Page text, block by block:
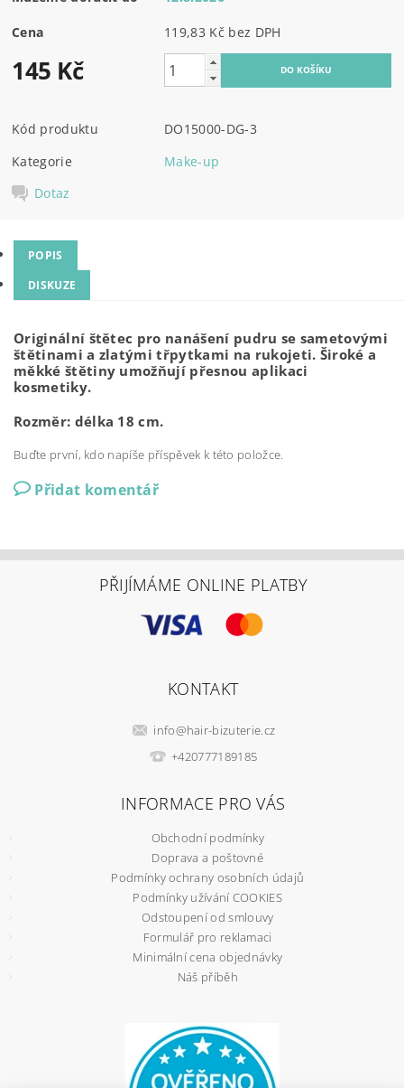
Cena 119,83 Kč bez DPH
145 Kč
Kód produktu
DO15000-DG-3
Kategorie
Make-up
Dotaz
POPIS
DISKUZE
Originální štětec pro nanášení pudru se sametovými
štětinami a zlatými třpytkami na rukojeti. Široké a
měkké štětiny umožňují přesnou aplikaci
kosmetiky.
Rozměr: délka 18 cm.
Buďte první, kdo napíše příspěvek k této položce.
Přidat komentář
PŘIJÍMÁME ONLINE PLATBY
KONTAKT
info@hair-bizuterie.cz
+420777189185
INFORMACE PRO VÁS
Obchodní podmínky
Doprava a poštovné
Podmínky ochrany osobních údajů
Podmínky užívání COOKIES
Odstoupení od smlouvy
Formulář pro reklamaci
Minimální cena objednávky
Náš příběh